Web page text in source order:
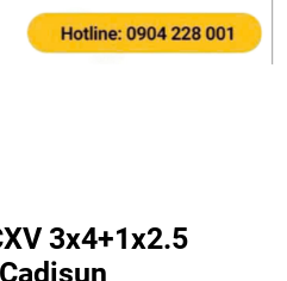
3x4+1x2.5
TOÁN bạn nhé!